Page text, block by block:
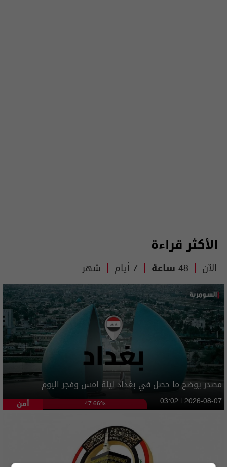
الأكثر قراءة
الآن 48 ساعة 7 أيام شهر
مصدر يوضح ما حصل في بغداد ليلة امس وفجر اليوم
أمن 47.66% 03:02 | 2026-08-07